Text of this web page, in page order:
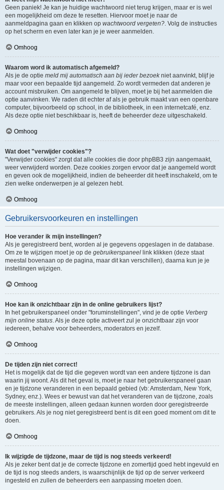
Geen paniek! Je kan je huidige wachtwoord niet terug krijgen, maar er is wel
een mogelijkheid om deze te resetten. Hiervoor moet je naar de
aanmeldpagina gaan en klikken op wachtwoord vergeten?. Volg de instructies
op het scherm en even later kan je je weer aanmelden.
Omhoog
Waarom word ik automatisch afgemeld?
Als je de optie meld mij automatisch aan bij ieder bezoekniet aanvinkt, blijf je
maar voor een bepaalde tijd aangemeld. Zo wordt vermeden dat anderen je
account misbruiken. Om aangemeld te blijven, moet je bij het aanmelden die
optie aanvinken. We raden dit echter af als je gebruik maakt van een openbare
computer, bijvoorbeeld op school, in de bibliotheek, in een internetcafé, enz.
Als deze optie niet beschikbaar is, heeft de beheerder deze uitgeschakeld.
Omhoog
Wat doet "verwijder cookies"?
"Verwijder cookies" zorgt dat alle cookies die door phpBB3 zijn aangemaakt,
weer verwijderd worden. Deze cookies zorgen ervoor dat je aangemeld wordt
en geven ook de mogelijkheid, indien de beheerder dit heeft inschakeld, om te
zien welke onderwerpen je al gelezen hebt.
Omhoog
Gebruikersvoorkeuren en instellingen
Hoe verander ik mijn instellingen?
Als je geregistreerd bent, worden al je gegevens opgeslagen in de database.
Om ze te wijzigen moet je op de gebruikerspaneel link klikken (deze staat
meestal bovenaan op de pagina, maar dit kan verschillen), daarna kun je je
instellingen wijzigen.
Omhoog
Hoe kan ik onzichtbaar zijn in de online gebruikers lijst?
In het gebruikerspaneel onder "foruminstellingen", vind je de optie Verberg
mijn online status. Als je deze optie activeert zul je onzichtbaar zijn voor
iedereen, behalve voor beheerders, moderators en jezelf.
Omhoog
De tijden zijn niet correct!
Het is mogelijk dat de tijd die gegeven wordt van een andere tijdzone is dan
waarin jij woont. Als dit het geval is, moet je naar het gebruikerspaneel gaan
en je tijdzone veranderen in een bepaald gebied (vb: Amsterdam, New York,
Sydney, enz.). Wees er bewust van dat het veranderen van de tijdzone, zoals
de meeste instellingen, alleen gedaan kunnen worden door geregistreerde
gebruikers. Als je nog niet geregistreerd bent is dit een goed moment om dit te
doen.
Omhoog
Ik wijzigde de tijdzone, maar de tijd is nog steeds verkeerd!
Als je zeker bent dat je de correcte tijdzone en zomertijd goed hebt ingevuld en
de tijd is nog steeds anders, is waarschijnlijk de tijd op de server verkeerd
ingesteld en zullen de beheerders een aanpassing moeten doen.